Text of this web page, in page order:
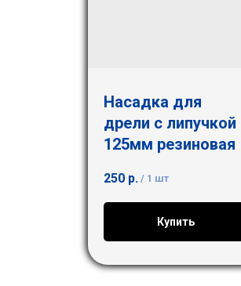
Насадка для
дрели с липучкой
125мм резиновая
250 р. / 1 шт
Купить